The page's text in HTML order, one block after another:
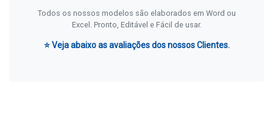
Todos os nossos modelos são elaborados em Word ou
Excel. Pronto, Editável e Fácil de usar.
⭐ Veja abaixo as avaliações dos nossos Clientes.